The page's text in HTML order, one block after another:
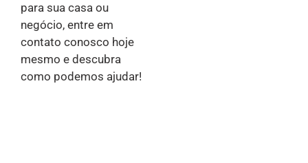
para sua casa ou
negócio, entre em
contato conosco hoje
mesmo e descubra
como podemos ajudar!